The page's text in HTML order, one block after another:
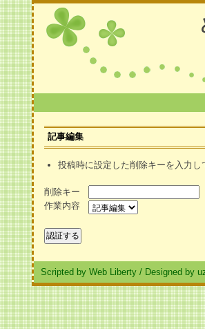
記事編集
投稿時に設定した削除キーを入力し
削除キー
作業内容
Scripted by Web Liberty / Designed by